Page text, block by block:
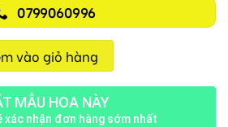
0799060996
vào giỏ hàng
MẪU HOA NÀY
xác nhận đơn hàng sớm nhất